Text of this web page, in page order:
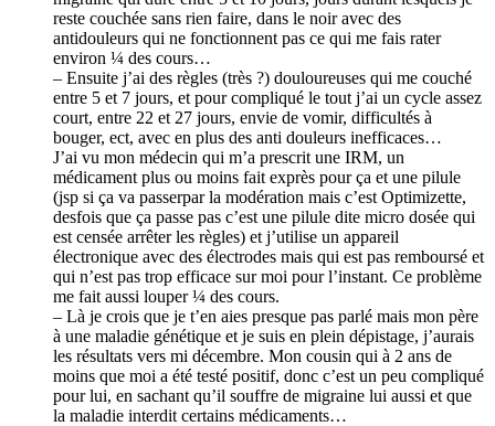
reste couchée sans rien faire, dans le noir avec des
antidouleurs qui ne fonctionnent pas ce qui me fais rater
environ ¼ des cours…
– Ensuite j’ai des règles (très ?) douloureuses qui me couché
entre 5 et 7 jours, et pour compliqué le tout j’ai un cycle assez
court, entre 22 et 27 jours, envie de vomir, difficultés à
bouger, ect, avec en plus des anti douleurs inefficaces…
J’ai vu mon médecin qui m’a prescrit une IRM, un
médicament plus ou moins fait exprès pour ça et une pilule
(jsp si ça va passerpar la modération mais c’est Optimizette,
desfois que ça passe pas c’est une pilule dite micro dosée qui
est censée arrêter les règles) et j’utilise un appareil
électronique avec des électrodes mais qui est pas remboursé et
qui n’est pas trop efficace sur moi pour l’instant. Ce problème
me fait aussi louper ¼ des cours.
– Là je crois que je t’en aies presque pas parlé mais mon père
à une maladie génétique et je suis en plein dépistage, j’aurais
les résultats vers mi décembre. Mon cousin qui à 2 ans de
moins que moi a été testé positif, donc c’est un peu compliqué
pour lui, en sachant qu’il souffre de migraine lui aussi et que
la maladie interdit certains médicaments…